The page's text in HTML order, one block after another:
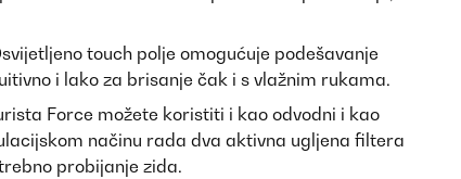
touch polje omogućuje podešavanje
i lako za brisanje čak i s vlažnim rukama.
Force možete koristiti i kao odvodni i kao
načinu rada dva aktivna ugljena filtera
probijanje zida.